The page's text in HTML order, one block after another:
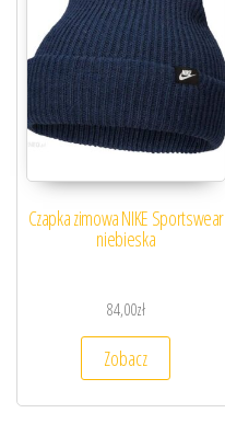
Czapka zimowa NIKE Sportswear
niebieska
84,00zł
Zobacz